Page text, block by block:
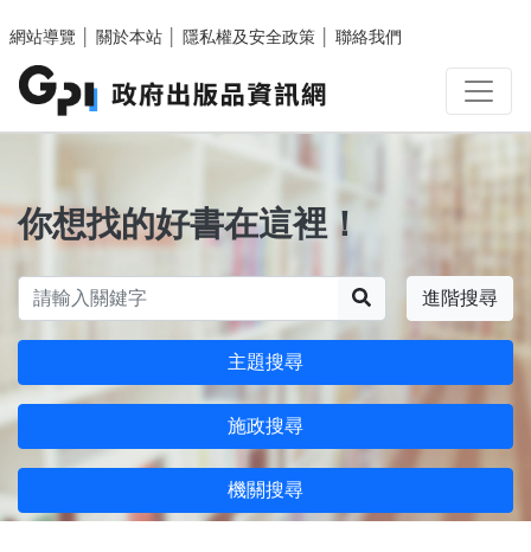
網站導覽
關於本站 隱私權及安全政策 聯絡我們
你想找的好書在這裡！
進階搜尋
主題搜尋
施政搜尋
機關搜尋